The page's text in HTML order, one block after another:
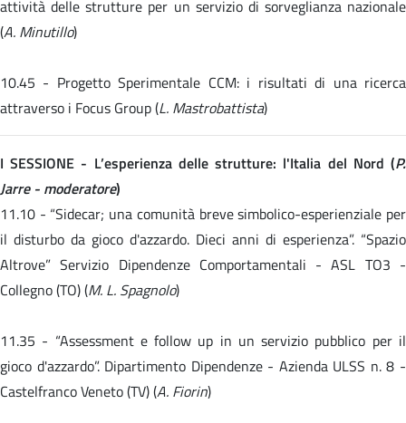
attività delle strutture per un servizio di sorveglianza nazionale
(A. Minutillo)
10.45 - Progetto Sperimentale CCM: i risultati di una ricerca
attraverso i Focus Group (L. Mastrobattista)
I SESSIONE - L’esperienza delle strutture: l'Italia del Nord (P.
Jarre - moderatore)
11.10 - “Sidecar; una comunità breve simbolico-esperienziale per
il disturbo da gioco d'azzardo. Dieci anni di esperienza”. “Spazio
Altrove” Servizio Dipendenze Comportamentali - ASL TO3 -
Collegno (TO) (M. L. Spagnolo)
11.35 - “Assessment e follow up in un servizio pubblico per il
gioco d'azzardo”. Dipartimento Dipendenze - Azienda ULSS n. 8 -
Castelfranco Veneto (TV) (A. Fiorin)